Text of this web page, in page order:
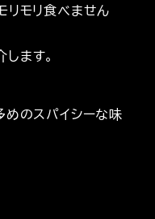
リモリ食べません
ます。
めのスパイシーな味